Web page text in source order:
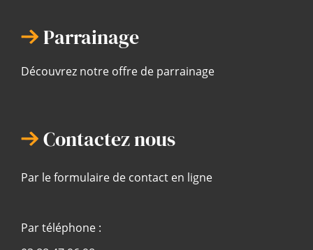
Parrainage
Découvrez notre offre de parrainage
Contactez nous
Par le formulaire de contact en ligne
Par téléphone :